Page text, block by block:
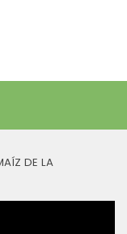
DE LA